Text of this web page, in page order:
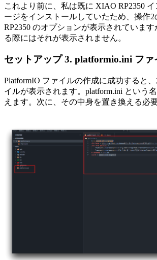
これより前に、私は既に XIAO RP2350
ージをインストールしていたため、操作
RP2350 のオプションが表示されていま
る際にはそれが表示されません。
セットアップ 3. platformio.ini ファ
PlatformIO ファイルの作成に成功すると
イルが表示されます。platform.ini という
えます。次に、その中身を置き換える必